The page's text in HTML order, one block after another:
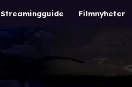
Streamingguide Filmnyheter